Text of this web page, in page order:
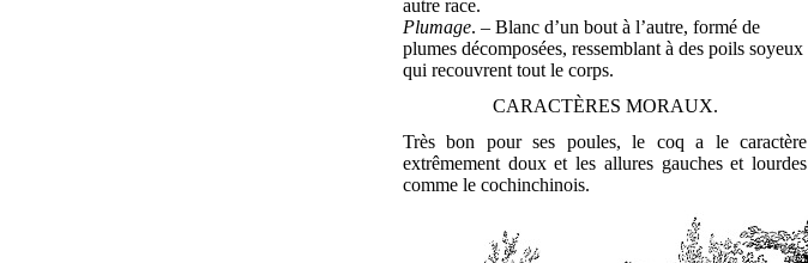
autre race.
Plumage. – Blanc d’un bout à l’autre, formé de
plumes décomposées, ressemblant à des poils soyeux
qui recouvrent tout le corps.
CARACTÈRES MORAUX.
Très bon pour ses poules, le coq a le caractère
extrêmement doux et les allures gauches et lourdes
comme le cochinchinois.